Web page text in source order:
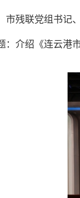
市残联党组书记
：介绍《连云港